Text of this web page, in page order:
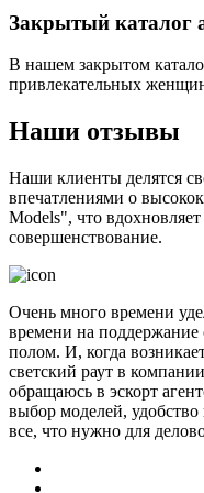
Закрытый каталог
В нашем закрытом
привлекательных
Наши отзывы
Наши клиенты делятся
впечатлениями о
Models", что
совершенствование.
Очень много времени
времени на
полом. И, когда
светский раут в
обращаюсь в эскорт
выбор моделей,
все, что нужно для